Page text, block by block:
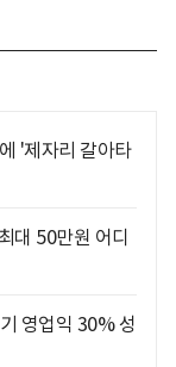
'제자리 갈아타
대 50만원 어디
영업익 30% 성